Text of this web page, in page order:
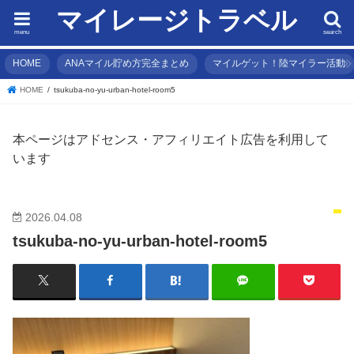
マイレージトラベル search
menu
HOME ANAマイル貯め方完全まとめ マイルゲット！陸マイラー活動
HOME tsukuba-no-yu-urban-hotel-room5
本ページはアドセンス・アフィリエイト広告を利用して
います
2026.04.08
tsukuba-no-yu-urban-hotel-room5